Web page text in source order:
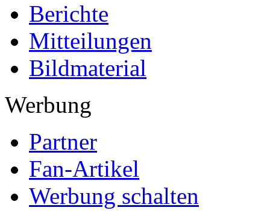
Berichte
Mitteilungen
Bildmaterial
Werbung
Partner
Fan-Artikel
Werbung schalten